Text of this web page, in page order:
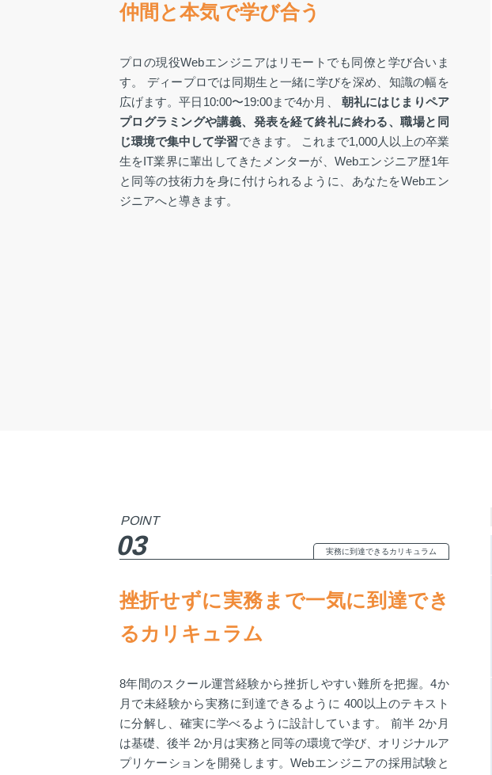
仲間と本気で学び合う
プロの現役Webエンジニアはリモートでも同僚と学び合いま
す。 ディープロでは同期生と一緒に学びを深め、知識の幅を
広げます。平日10:00〜19:00まで4か月、 朝礼にはじまりペア
プログラミングや講義、発表を経て終礼に終わる、職場と同
じ環境で集中して学習できます。 これまで1,000人以上の卒業
生をIT業界に輩出してきたメンターが、Webエンジニア歴1年
と同等の技術力を身に付けられるように、あなたをWebエン
ジニアへと導きます。
POINT
03 実務に到達できるカリキュラム
挫折せずに実務まで一気に到達でき
るカリキュラム
8年間のスクール運営経験から挫折しやすい難所を把握。4か
月で未経験から実務に到達できるように 400以上のテキスト
に分解し、確実に学べるように設計しています。 前半 2か月
は基礎、後半 2か月は実務と同等の環境で学び、オリジナルア
プリケーションを開発します。Webエンジニアの採用試験と